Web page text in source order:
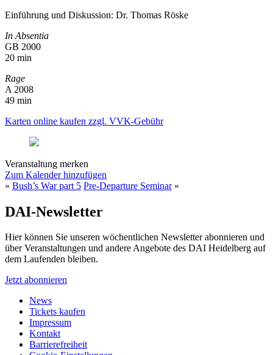
Einführung und Diskussion: Dr. Thomas Röske
In Absentia
GB 2000
20 min
Rage
A 2008
49 min
Karten online kaufen zzgl. VVK-Gebühr
Veranstaltung merken
Zum Kalender hinzufügen
« Bush’s War part 5 Pre-Departure Seminar»
DAI-Newsletter
Hier können Sie unseren wöchentlichen Newsletter abonnieren und
über Veranstaltungen und andere Angebote des DAI Heidelberg auf
dem Laufenden bleiben.
Jetzt abonnieren
News
Tickets kaufen
Impressum
Kontakt
Barrierefreiheit